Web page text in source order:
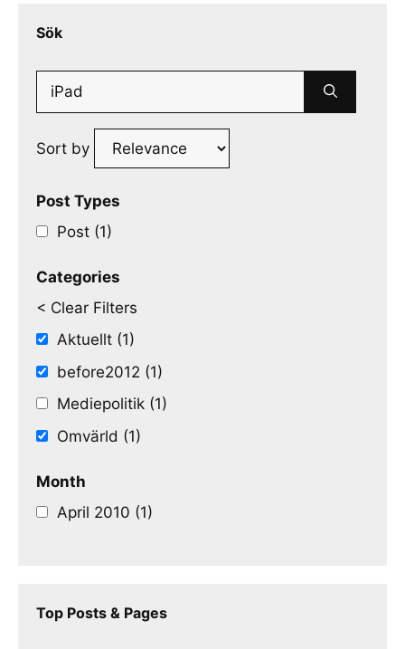
Sök
Search
Sort by
Post Types
Post (1)
Categories
< Clear Filters
Aktuellt (1)
before2012 (1)
Mediepolitik (1)
Omvärld (1)
Month
April 2010 (1)
Top Posts & Pages